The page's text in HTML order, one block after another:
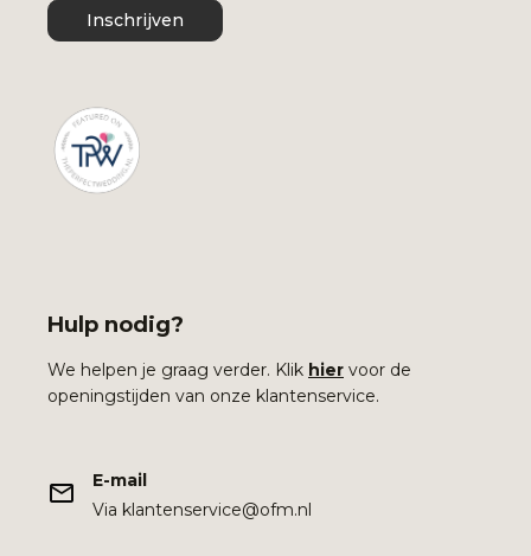
Inschrijven
Hulp nodig?
We helpen je graag verder. Klik hier voor de
openingstijden van onze klantenservice.
E-mail
Via klantenservice@ofm.nl